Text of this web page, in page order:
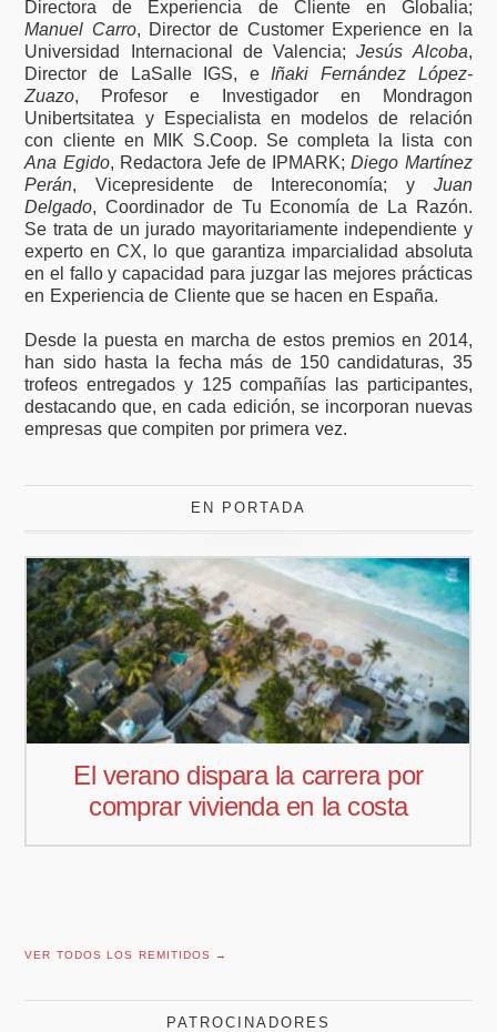
Directora de Experiencia de Cliente en Globalia;
Manuel Carro, Director de Customer Experience en la
Universidad Internacional de Valencia;Jesús Alcoba,
Director de LaSalle IGS, eIñaki Fernández López-
Zuazo, Profesor e Investigador en Mondragon
Unibertsitatea y Especialista en modelos de relación
con cliente en MIK S.Coop. Se completa la lista con
Ana Egido, Redactora Jefe de IPMARK;Diego Martínez
Perán, Vicepresidente de Intereconomía; y Juan
Delgado, Coordinador de Tu Economía de La Razón.
Se trata de un jurado mayoritariamente independiente y
experto en CX, lo que garantiza imparcialidad absoluta
en el fallo y capacidad para juzgar las mejores prácticas
en Experiencia de Cliente que se hacen en España.
Desde la puesta en marcha de estos premios en 2014,
han sido hasta la fecha más de 150 candidaturas, 35
trofeos entregados y 125 compañías las participantes,
destacando que, en cada edición, se incorporan nuevas
empresas que compiten por primera vez.
EN PORTADA
Pedro Aguiar nuevo
comercial para Offcoustic
VER TODOS LOS REMITIDOS →
PATROCINADORES